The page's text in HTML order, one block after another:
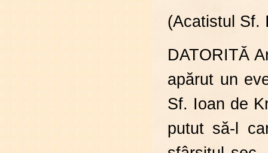
(Acatistul Sf.
DATORITĂ
apărut un
Sf. Ioan de
putut să-l